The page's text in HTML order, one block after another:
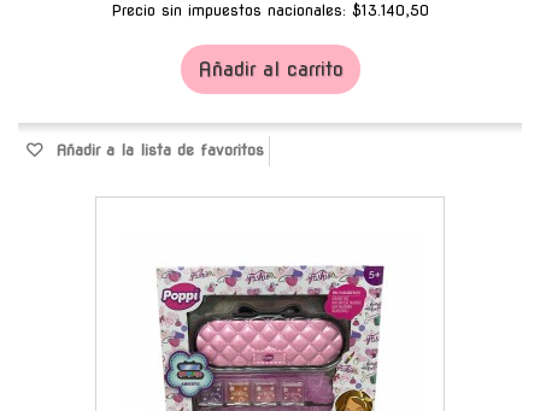
Precio sin impuestos nacionales: $13.140,50
Añadir al carrito
Añadir a la lista de favoritos